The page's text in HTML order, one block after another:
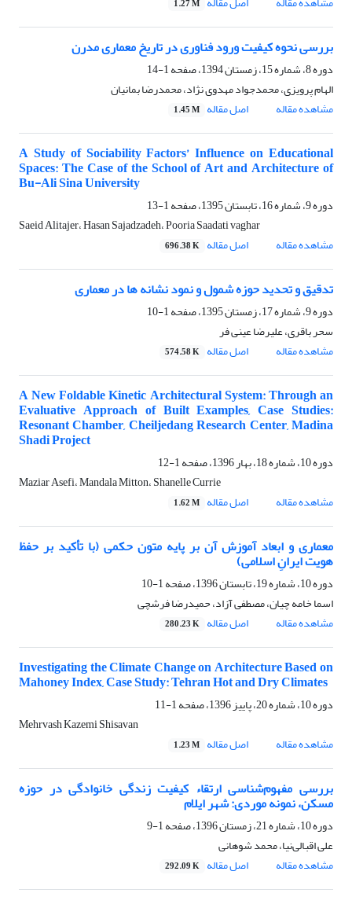
1.27 M
بررسی نحوه کیفیت ورود فناوری در تاریخ معماری مدرن
دوره 8، شماره 15، زمستان 1394، صفحه
1-14
الهام پرویزی، محمدجواد مهدوی نژاد، محمدرضا بمانیان
مشاهده مقاله
اصل مقاله 1.45 M
A Study of Sociability Factors’ Influence on Educational
Spaces: The Case of the School of Art and Architecture of
Bu-Ali Sina University
دوره 9، شماره 16، تابستان 1395، صفحه
1-13
Saeid Alitajer، Hasan Sajadzadeh، Pooria Saadati vaghar
مشاهده مقاله
اصل مقاله 696.38 K
تدقیق و تحدید حوزه شمول و نمود نشانه ها در معماری
دوره 9، شماره 17، زمستان 1395، صفحه
1-10
سحر باقری، علیرضا عینی فر
مشاهده مقاله
اصل مقاله 574.58 K
A New Foldable Kinetic Architectural System: Through an
Evaluative Approach of Built Examples, Case Studies:
Resonant Chamber, Cheiljedang Research Center, Madina
Shadi Project
دوره 10، شماره 18، بهار 1396، صفحه
1-12
Maziar Asefi، Mandala Mitton، Shanelle Currie
مشاهده مقاله
اصل مقاله 1.62 M
معماری و ابعاد آموزش آن بر پایه متون حکمی (با تأکید بر حفظ
هویت ایرانِ اسلامی)
دوره 10، شماره 19، تابستان 1396، صفحه
1-10
اسما خامه چیان، مصطفی آزاد، حمیدرضا فرشچی
مشاهده مقاله
اصل مقاله 280.23 K
Investigating the Climate Change on Architecture Based on
Mahoney Index, Case Study: Tehran Hot and Dry Climates
دوره 10، شماره 20، پاییز 1396، صفحه
1-11
Mehrvash Kazemi Shisavan
مشاهده مقاله
اصل مقاله 1.23 M
بررسی مفهوم‌شناسی ارتقاء کیفیت زندگی خانوادگی در حوزه
مسکن، نمونه موردی: شهر ایلام
دوره 10، شماره 21، زمستان 1396، صفحه
1-9
علی اقبالی‌نیا، محمد شوهانی
مشاهده مقاله
اصل مقاله 292.09 K